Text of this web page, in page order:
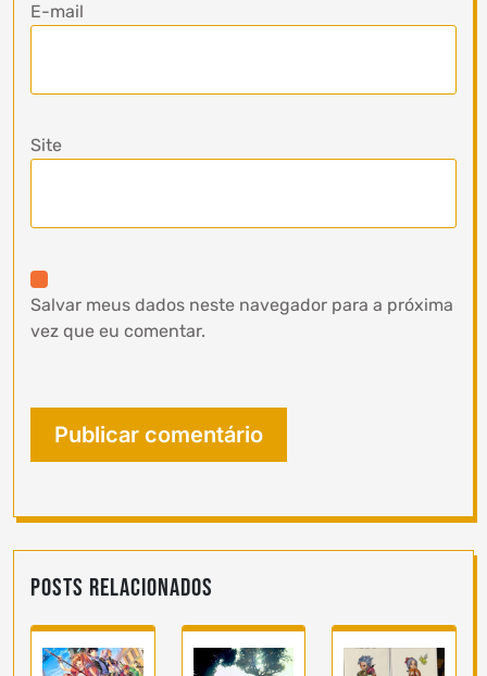
E-mail
Site
Salvar meus dados neste navegador para a próxima
vez que eu comentar.
Posts Relacionados